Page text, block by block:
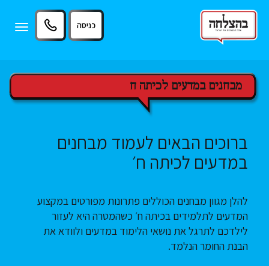
Toggle
כניסה
מבחנים במדעים לכיתה ח
ברוכים הבאים לעמוד מבחנים
במדעים לכיתה ח׳
להלן מגוון מבחנים הכוללים פתרונות מפורטים במקצוע
המדעים לתלמידים בכיתה ח׳ כשהמטרה היא לעזור
לילדכם לתרגל את נושאי הלימוד במדעים ולוודא את
הבנת החומר הנלמד.